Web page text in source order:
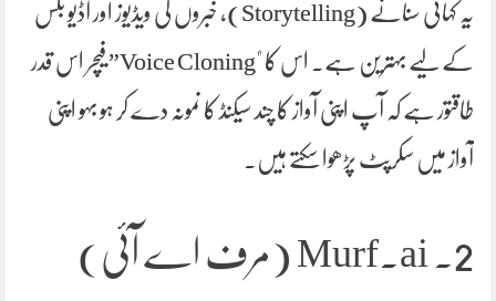
یہ کہانی سنانے (Storytelling)، خبروں کی ویڈیوز اور آڈیو بکس
کے لیے بہترین ہے۔ اس کا "Voice Cloning” فیچر اس قدر
طاقتور ہے کہ آپ اپنی آواز کا چند سیکنڈ کا نمونہ دے کر ہو بہو اپنی
آواز میں سکرپٹ پڑھوا سکتے ہیں۔
2. Murf.ai (مرف اے آئی)